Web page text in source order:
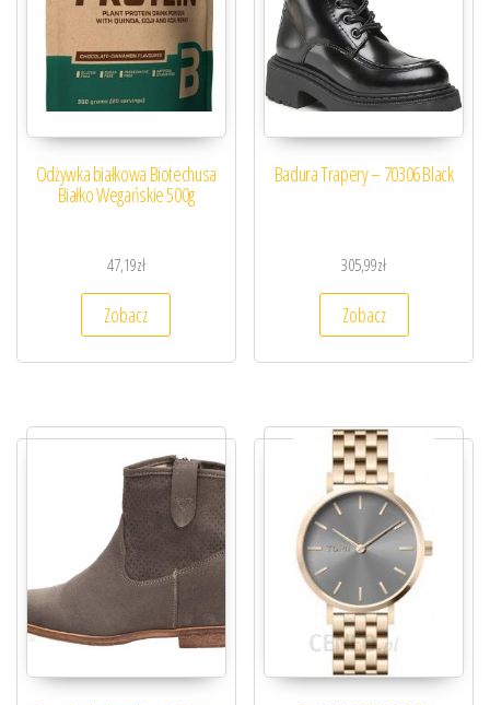
Odżywka białkowa Biotechusa
Białko Wegańskie 500g
47,19zł
Zobacz
Badura Trapery – 70306 Black
305,99zł
Zobacz